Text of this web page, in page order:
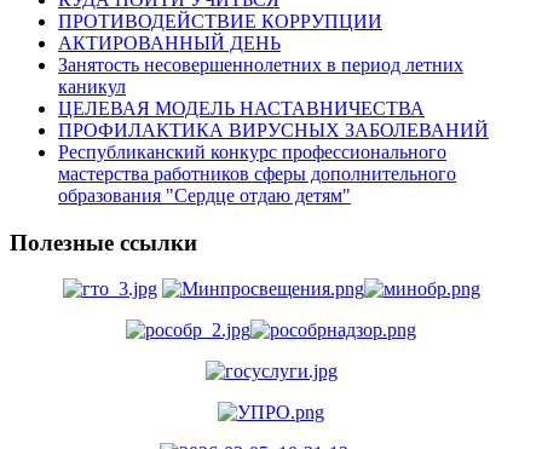
ПРОТИВОДЕЙСТВИЕ КОРРУПЦИИ
АКТИРОВАННЫЙ ДЕНЬ
Занятость несовершеннолетних в период летних
каникул
ЦЕЛЕВАЯ МОДЕЛЬ НАСТАВНИЧЕСТВА
ПРОФИЛАКТИКА ВИРУСНЫХ ЗАБОЛЕВАНИЙ
Республиканский конкурс профессионального
мастерства работников сферы дополнительного
образования "Сердце отдаю детям"
Полезные ссылки